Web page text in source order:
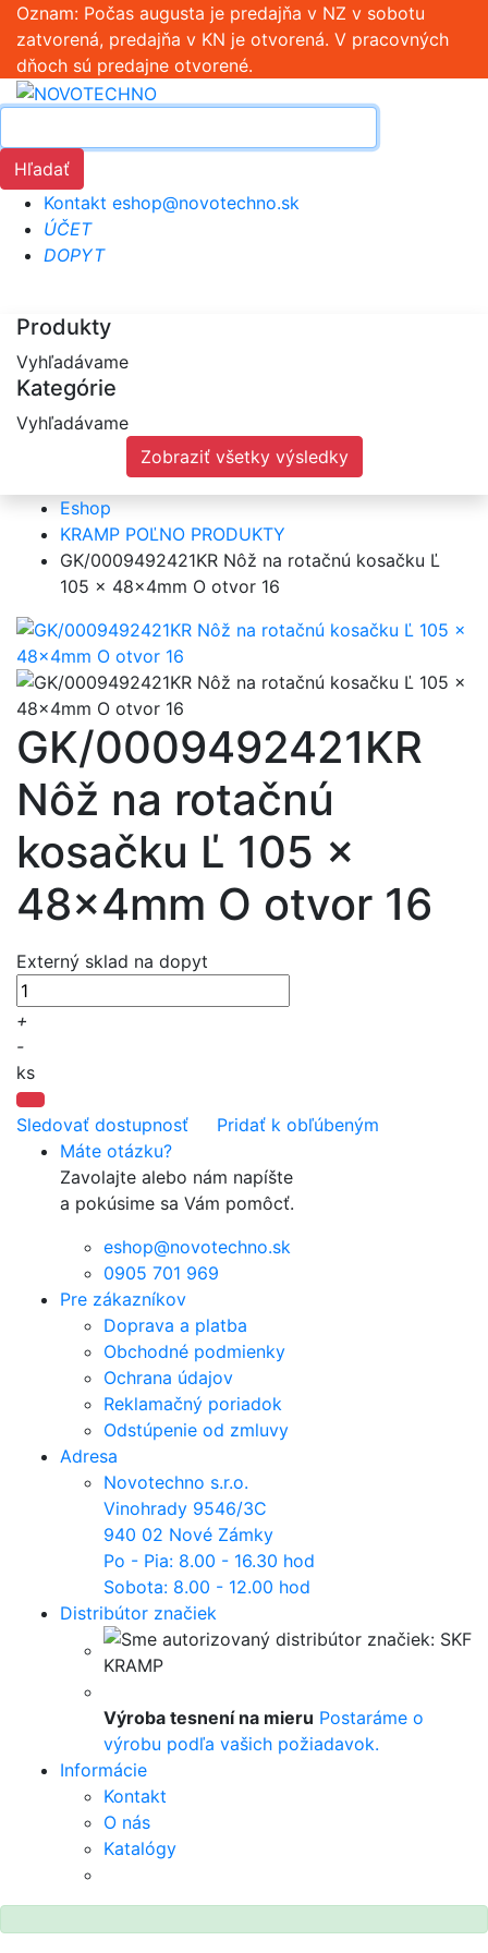
Oznam: Počas augusta je predajňa v NZ v sobotu
zatvorená, predajňa v KN je otvorená. V pracovných
dňoch sú predajne otvorené.
Hľadať
Kontakt eshop@novotechno.sk
ÚČET
DOPYT
Produkty
Vyhľadávame
Kategórie
Vyhľadávame
Zobraziť všetky výsledky
Eshop
KRAMP POĽNO PRODUKTY
GK/0009492421KR Nôž na rotačnú kosačku Ľ
105 x 48x4mm O otvor 16
GK/0009492421KR
Nôž na rotačnú
kosačku Ľ 105 x
48x4mm O otvor 16
Externý sklad na dopyt
+
-
ks
Sledovať dostupnosť
Pridať k obľúbeným
Máte otázku?
Zavolajte alebo nám napíšte
a pokúsime sa Vám pomôcť.
eshop@novotechno.sk
0905 701 969
Pre zákazníkov
Doprava a platba
Obchodné podmienky
Ochrana údajov
Reklamačný poriadok
Odstúpenie od zmluvy
Adresa
Novotechno s.r.o.
Vinohrady 9546/3C
940 02 Nové Zámky
Po - Pia: 8.00 - 16.30 hod
Sobota: 8.00 - 12.00 hod
Distribútor značiek
Výroba tesnení na mieru Postaráme o
výrobu podľa vašich požiadavok.
Informácie
Kontakt
O nás
Katalógy